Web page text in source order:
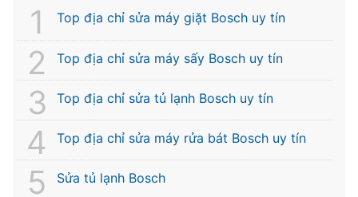
Top địa chỉ sửa máy giặt Bosch uy tín
Top địa chỉ sửa máy sấy Bosch uy tín
Top địa chỉ sửa tủ lạnh Bosch uy tín
Top địa chỉ sửa máy rửa bát Bosch uy tín
Sửa tủ lạnh Bosch